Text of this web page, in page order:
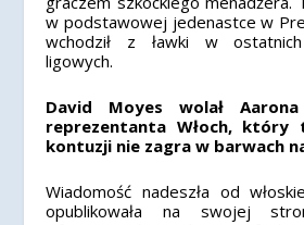
w podstawowej jedenastce w
wchodził z ławki w
ligowych.
David Moyes wolał
reprezentanta Włoch, który
kontuzji nie zagra w barwach
Wiadomość nadeszła od
opublikowała na swojej